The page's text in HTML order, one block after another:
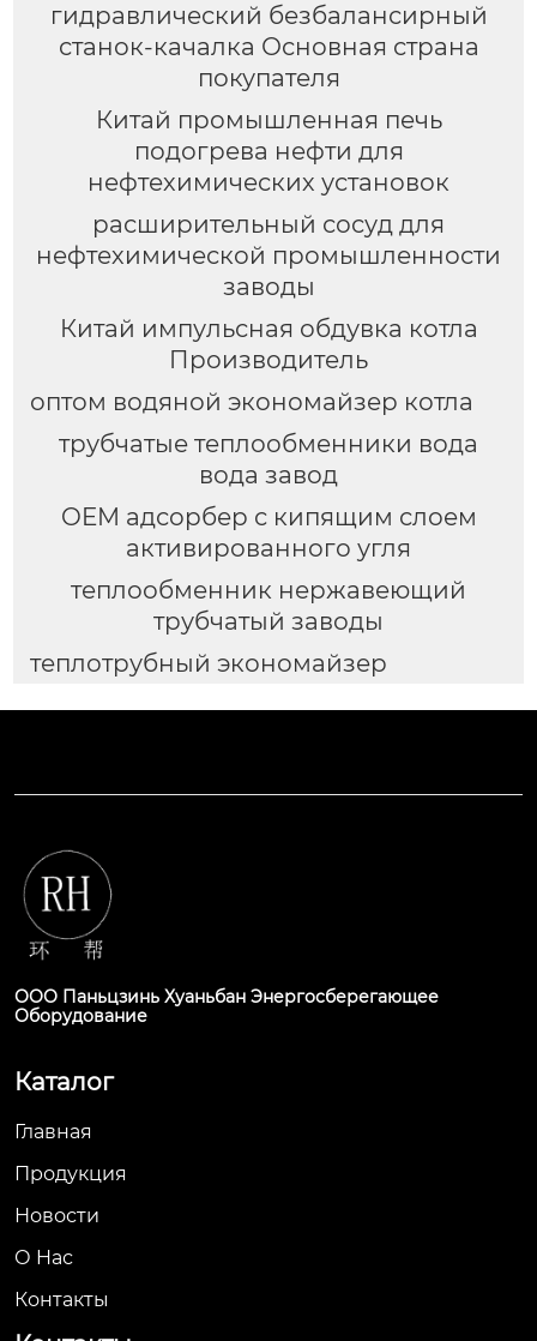
гидравлический безбалансирный
станок-качалка Основная страна
покупателя
Китай промышленная печь
подогрева нефти для
нефтехимических установок
расширительный сосуд для
нефтехимической промышленности
заводы
Китай импульсная обдувка котла
Производитель
оптом водяной экономайзер котла
трубчатые теплообменники вода
вода завод
OEM адсорбер с кипящим слоем
активированного угля
теплообменник нержавеющий
трубчатый заводы
теплотрубный экономайзер
ООО Паньцзинь Хуаньбан Энергосберегающее
Оборудование
Каталог
Главная
Продукция
Новости
О Hас
Контакты